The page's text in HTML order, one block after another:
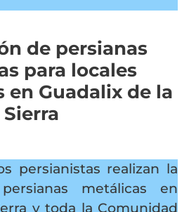
de persianas
para locales
en Guadalix de la
Sierra
persianistas realizan la
metálicas en
y toda la Comunidad